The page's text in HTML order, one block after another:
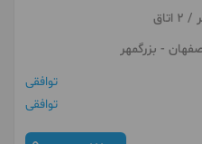
مبله مرکز شهر
- بزرگمهر
توافقی
توافقی